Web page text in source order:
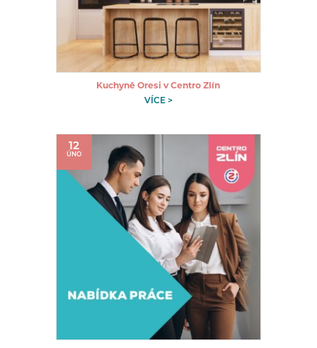
Kuchyně Oresi v Centro Zlín
VÍCE >
12
ÚNO